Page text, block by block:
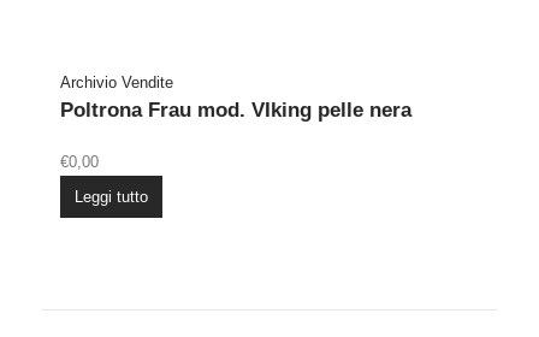
Archivio Vendite
Poltrona Frau mod. VIking pelle nera
€0,00
Leggi tutto